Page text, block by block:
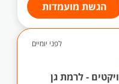
הגשת מועמדות
לפני יומיים
- לרמת גן